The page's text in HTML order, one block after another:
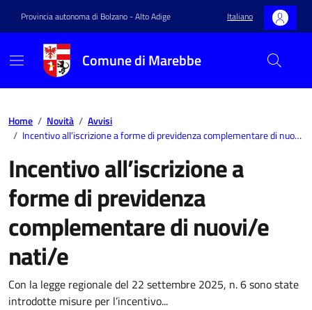
Provincia autonoma di Bolzano - Alto Adige Italiano
Comune di Marebbe
Home / Novità / Avvisi
/
Incentivo all’iscrizione a forme di previdenza complementare di nuovi/e nati/e
Incentivo all’iscrizione a
forme di previdenza
complementare di nuovi/e
nati/e
Con la legge regionale del 22 settembre 2025, n. 6 sono state
introdotte misure per l’incentivo...